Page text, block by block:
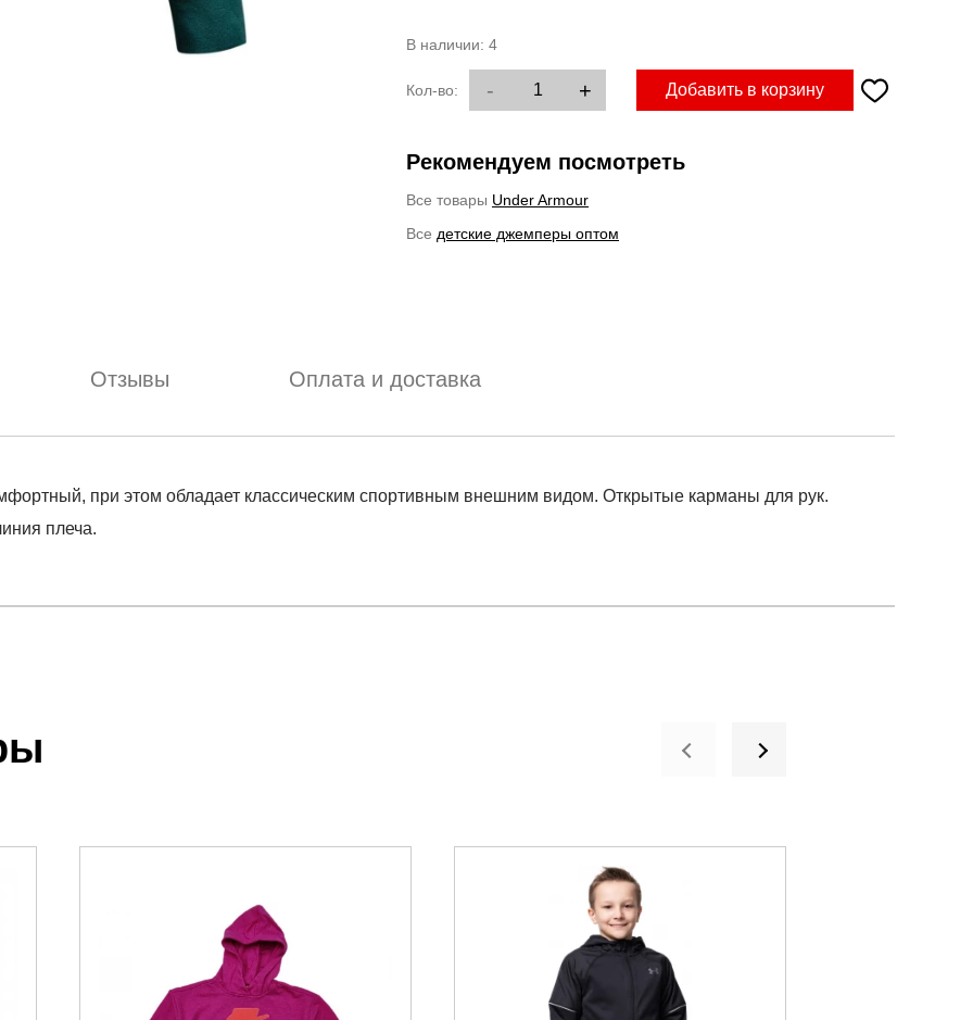
В наличии: 4
Кол-во: - + Добавить в корзину
Рекомендуем посмотреть
Все товары Under Armour
Все детские джемперы оптом
Отзывы Оплата и доставка
при этом обладает классическим спортивным внешним видом. Открытые карманы для рук.
плеча.
счета менеджером.
который высылает менеджер.
с Почтой Росии и СДЭК.
ознакомиться